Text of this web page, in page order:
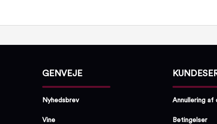
GENVEJE
Nyhedsbrev
Vine
Annullering af
Betingelser